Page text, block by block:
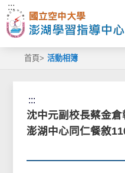
跳到主要內容區塊
:::
首頁> 活動相簿
:::
沈中元副校長蔡金
澎湖中心同仁餐敘